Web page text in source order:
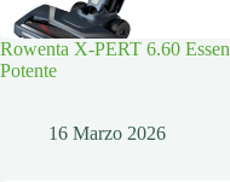
Rowenta X-PERT 6.60
Potente
16 Marzo 2026